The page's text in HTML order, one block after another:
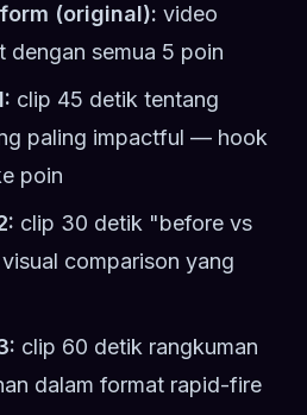
(original): video
dengan semua 5 poin
clip 45 detik tentang
paling impactful — hook
poin
clip 30 detik "before vs
comparison yang
clip 60 detik rangkuman
dalam format rapid-fire